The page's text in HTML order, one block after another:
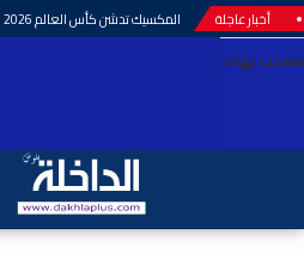
أخبار عاجلة المكسيك تدشن كأس العالم 2026 بانتصار مهم على جنوب إفريقيا
معجب بهذه: